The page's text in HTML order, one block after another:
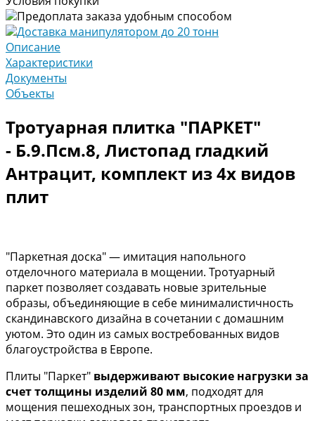
Предоплата заказа удобным способом
Доставка манипулятором до 20 тонн
Описание
Характеристики
Документы
Объекты
Тротуарная плитка "ПАРКЕТ"
- Б.9.Псм.8, Листопад гладкий
Антрацит, комплект из 4х видов
плит
"Паркетная доска" — имитация напольного
отделочного материала в мощении. Тротуарный
паркет позволяет создавать новые зрительные
образы, объединяющие в себе минималистичность
скандинавского дизайна в сочетании с домашним
уютом. Это один из самых востребованных видов
благоустройства в Европе.
Плиты "Паркет" выдерживают высокие нагрузки за
счет толщины изделий 80 мм, подходят для
мощения пешеходных зон, транспортных проездов и